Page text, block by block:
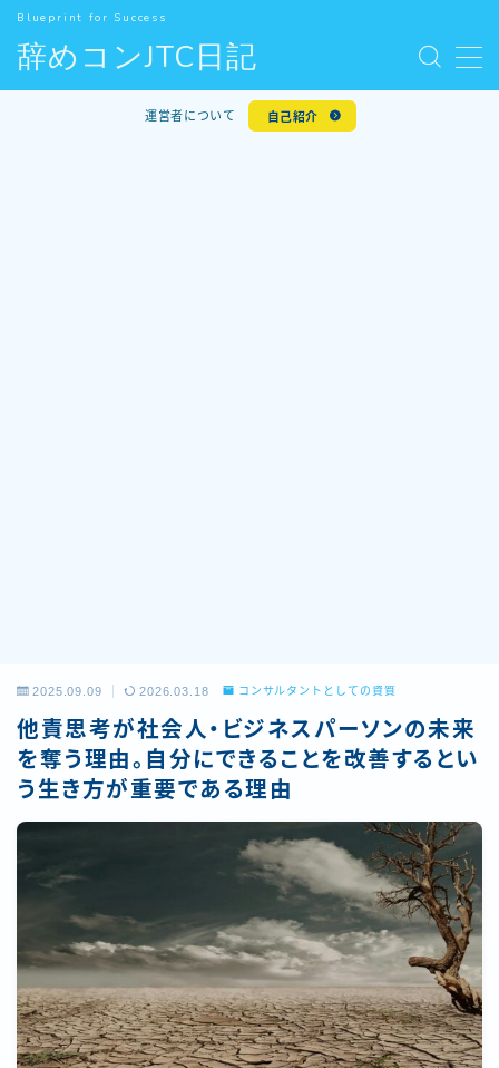
辞めコンJTC日記
Blueprint for Success
運営者について 自己紹介
2025.09.09 2026.03.18 コンサルタントとしての資質
他責思考が社会人・ビジネスパーソンの未来
を奪う理由。自分にできることを改善するとい
う生き方が重要である理由